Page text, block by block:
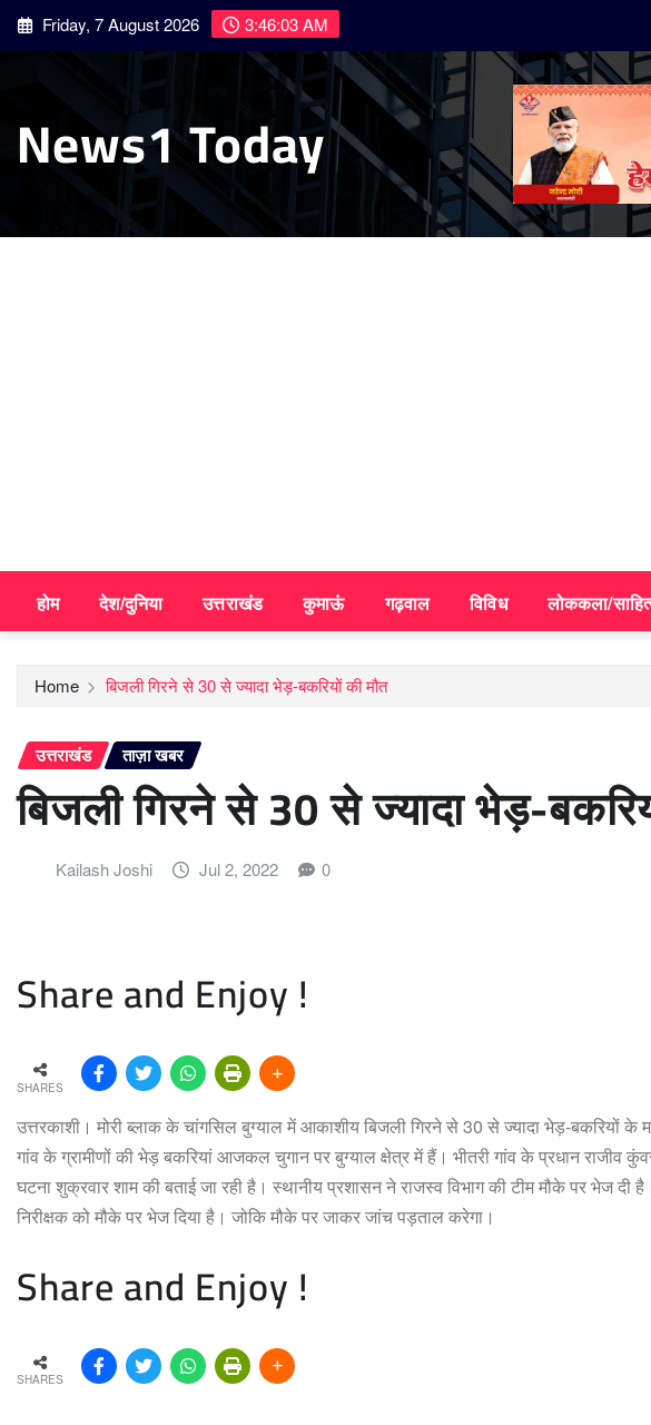
Skip Friday, 7 August 2026 3:46:03 AM
News1 Today
होम देश/दुनिया उत्तराखंड कुमाऊं गढ़वाल विविध लोककला/
Home बिजली गिरने से 30 से ज्यादा भेड़-बकरियों की मौत
उत्तराखंड ताज़ा खबर
बिजली गिरने से 30 से ज्यादा भेड़-
Kailash Joshi Jul 2, 2022 0
Share and Enjoy !
SHARES
उत्तरकाशी। मोरी ब्लाक के चांगसिल बुग्याल में आकाशीय बिजली गिरने से 30 से ज्यादा भेड़-बकरियों के
गांव के ग्रामीणों की भेड़ बकरियां आजकल चुगान पर बुग्याल क्षेत्र में हैं। भीतरी गांव के प्रधान राजीव
घटना शुक्रवार शाम की बताई जा रही है। स्थानीय प्रशासन ने राजस्व विभाग की टीम मौके पर भेज दी
निरीक्षक को मौके पर भेज दिया है। जोकि मौके पर जाकर जांच पड़ताल करेगा।
Share and Enjoy !
SHARES